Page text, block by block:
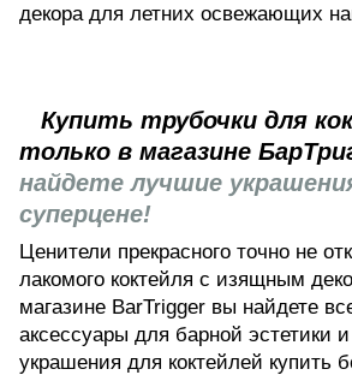
декора для летних освежающих
Купить трубочки для
только в магазине
найдете лучшие
суперцене!
Ценители прекрасного точно не
лакомого коктейля с изящным
магазине BarTrigger вы найдете
аксессуары для барной эстетики
украшения для коктейлей купить